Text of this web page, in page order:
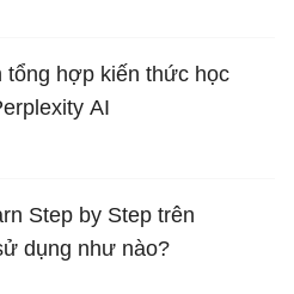
tổng hợp kiến thức học
AI
Step by Step trên
dụng như nào?